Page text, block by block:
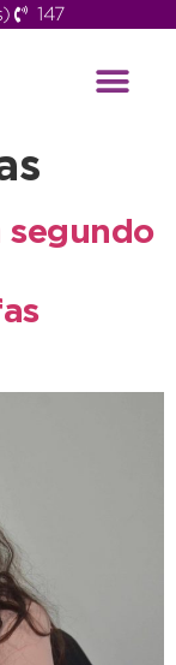
147
segundo